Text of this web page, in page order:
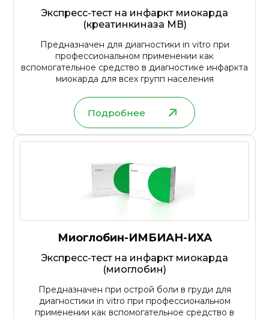
Экспресс-тест на инфаркт миокарда
(креатинкиназа МВ)
Предназначен для диагностики in vitro при
профессиональном применении как
вспомогательное средство в диагностике инфаркта
миокарда для всех групп населения
Подробнее
Миоглобин-ИМБИАН-ИХА
Экспресс-тест на инфаркт миокарда
(миоглобин)
Предназначен при острой боли в груди для
диагностики in vitro при профессиональном
применении как вспомогательное средство в